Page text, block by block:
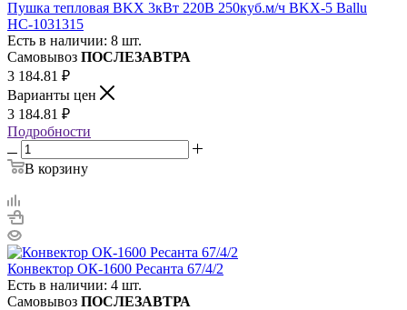
Пушка тепловая BKX 3кВт 220В 250куб.м/ч BKX-5 Ballu
НС-1031315
Есть в наличии: 8 шт.
Самовывоз ПОСЛЕЗАВТРА
3 184.81 ₽
Варианты цен
3 184.81 ₽
Подробности
В корзину
Конвектор ОК-1600 Ресанта 67/4/2
Есть в наличии: 4 шт.
Самовывоз ПОСЛЕЗАВТРА